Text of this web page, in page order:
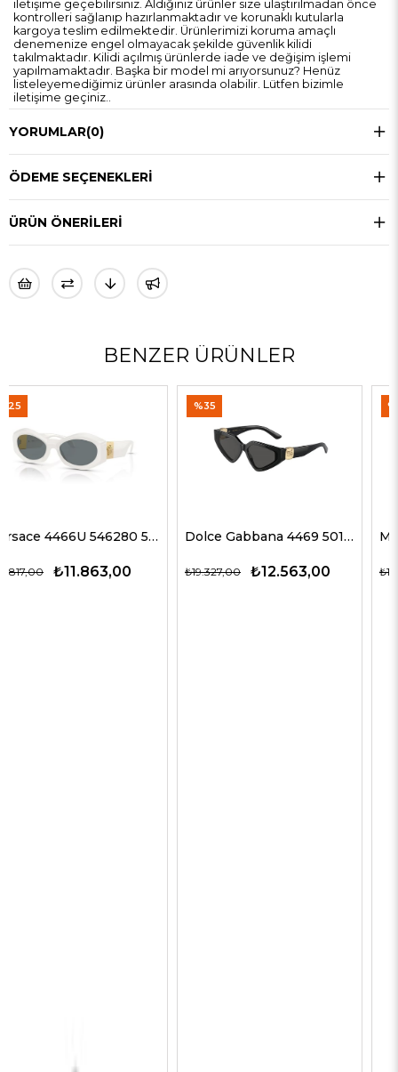
iletişime geçebilirsiniz. Aldığınız ürünler size ulaştırılmadan önce
kontrolleri sağlanıp hazırlanmaktadır ve korunaklı kutularla
kargoya teslim edilmektedir. Ürünlerimizi koruma amaçlı
denemenize engel olmayacak şekilde güvenlik kilidi
takılmaktadır. Kilidi açılmış ürünlerde iade ve değişim işlemi
yapılmamaktadır. Başka bir model mi arıyorsunuz? Henüz
listeleyemediğimiz ürünler arasında olabilir. Lütfen bizimle
iletişime geçiniz..
YORUMLAR(0)
ÖDEME SEÇENEKLERI
ÜRÜN ÖNERILERI
BENZER ÜRÜNLER
Dolce Gabbana 4469 501/87 59 G Kadın Güneş Gözlükleri
₺12.563,00
₺19.327,00
Miu Miu 51ZS ZVN50D 69 G Kadın Güneş Gözlükleri
₺9.872,00
₺19.743,00